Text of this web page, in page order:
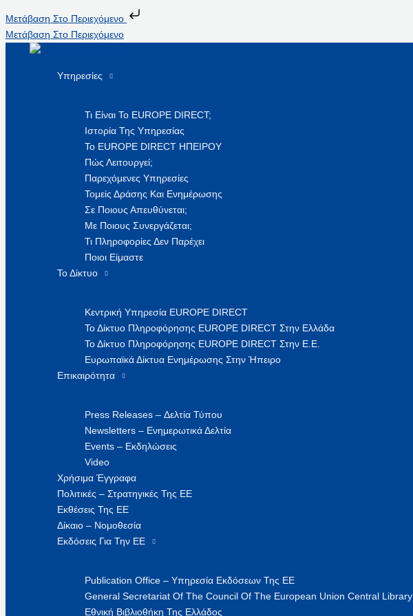
Μετάβαση Στο Περιεχόμενο
Μετάβαση Στο Περιεχόμενο
Υπηρεσίες
Τι Είναι Το EUROPE DIRECT;
Ιστορία Της Υπηρεσίας
Το EUROPE DIRECT ΗΠΕΙΡΟΥ
Πώς Λειτουργεί;
Παρεχόμενες Υπηρεσίες
Τομείς Δράσης Και Ενημέρωσης
Σε Ποιους Απευθύνεται;
Με Ποιους Συνεργάζεται;
Τι Πληροφορίες Δεν Παρέχει
Ποιοι Είμαστε
Το Δίκτυο
Κεντρική Υπηρεσία EUROPE DIRECT
Το Δίκτυο Πληροφόρησης EUROPE DIRECT Στην Ελλάδα
Το Δίκτυο Πληροφόρησης EUROPE DIRECT Στην Ε.Ε.
Ευρωπαϊκά Δίκτυα Ενημέρωσης Στην Ήπειρο
Επικαιρότητα
Press Releases – Δελτία Τύπου
Newsletters – Ενημερωτικά Δελτία
Events – Εκδηλώσεις
Video
Χρήσιμα Έγγραφα
Πολιτικές – Στρατηγικές Της ΕΕ
Εκθέσεις Της ΕΕ
Δίκαιο – Νομοθεσία
Εκδόσεις Για Την ΕΕ
Publication Office – Υπηρεσία Εκδόσεων Της ΕΕ
General Secretariat Of The Council Of The European Union Central Library
Εθνική Βιβλιοθήκη Της Ελλάδος